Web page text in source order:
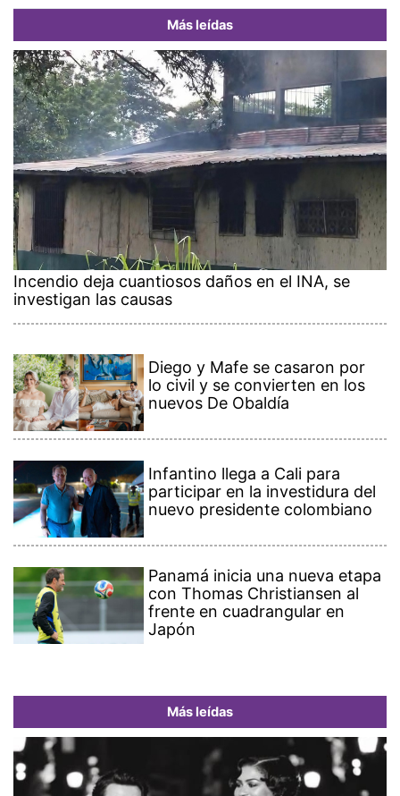
Más leídas
Incendio deja cuantiosos daños en el INA, se
investigan las causas
Diego y Mafe se casaron por
lo civil y se convierten en los
nuevos De Obaldía
Infantino llega a Cali para
participar en la investidura del
nuevo presidente colombiano
Panamá inicia una nueva etapa
con Thomas Christiansen al
frente en cuadrangular en
Japón
Más leídas